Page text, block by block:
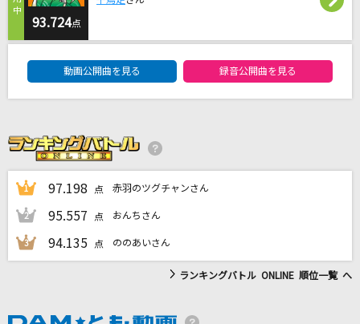
月の砂時計
山口かおる
Let It Go～ありのままで～
松たか子
[プロオケ]for you...
高橋真梨子
[生音]嘘
シド
カラオケ最新情報をチェック！
93.724点
動画公開曲を見る 録音公開曲を見る
1 97.198 点 赤羽のツグチャンさん
2 95.557 点 おんちさん
3 94.135 点 ののあいさん
ランキングバトル ONLINE 順位一覧 へ